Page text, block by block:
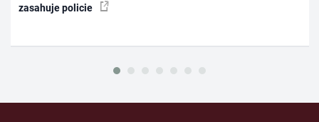
zasahuje policie